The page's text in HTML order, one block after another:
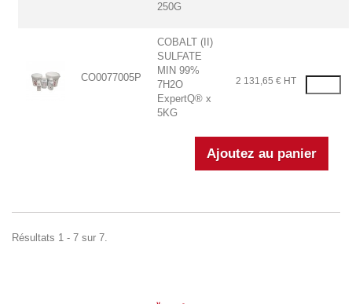
250G
CO0077005P
COBALT (II)
SULFATE
MIN 99%
7H2O
ExpertQ® x
5KG
2 131,65 € HT
Résultats 1 - 7 sur 7.